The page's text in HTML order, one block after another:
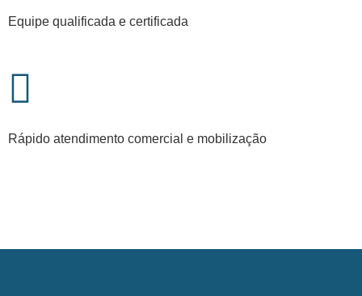
Equipe qualificada e certificada
Rápido atendimento comercial e mobilização